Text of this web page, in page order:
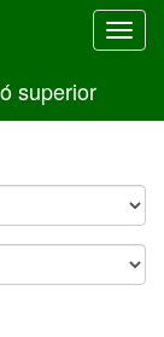
superior